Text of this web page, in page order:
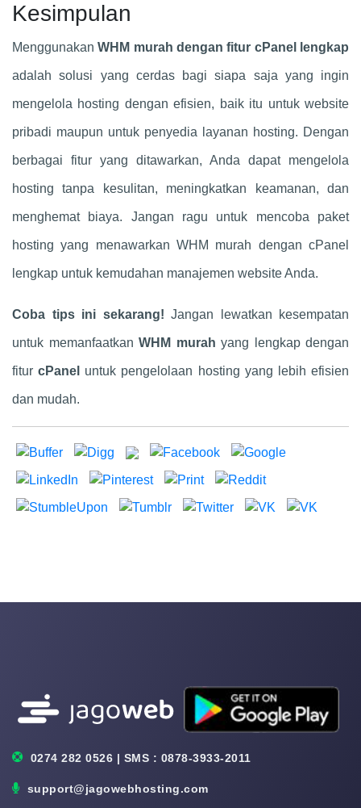
Kesimpulan
MenggunakanWHM murah dengan fitur cPanel lengkap
adalah solusi yang cerdas bagi siapa saja yang ingin
mengelola hosting dengan efisien, baik itu untuk website
pribadi maupun untuk penyedia layanan hosting. Dengan
berbagai fitur yang ditawarkan, Anda dapat mengelola
hosting tanpa kesulitan, meningkatkan keamanan, dan
menghemat biaya. Jangan ragu untuk mencoba paket
hosting yang menawarkan WHM murah dengan cPanel
lengkap untuk kemudahan manajemen website Anda.
Coba tips ini sekarang! Jangan lewatkan kesempatan
untuk memanfaatkan WHM murah yang lengkap dengan
fiturcPanel untuk pengelolaan hosting yang lebih efisien
dan mudah.
0274 282 0526 | SMS : 0878-3933-2011
support@jagowebhosting.com